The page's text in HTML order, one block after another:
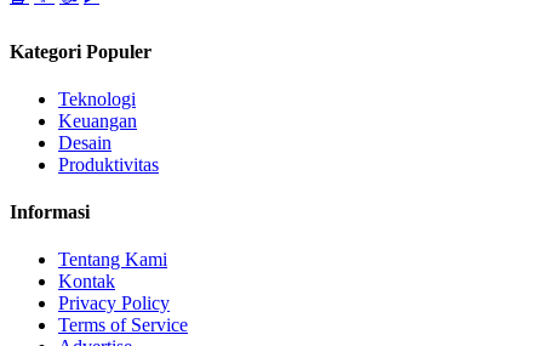
Kategori Populer
Teknologi
Keuangan
Desain
Produktivitas
Informasi
Tentang Kami
Kontak
Privacy Policy
Terms of Service